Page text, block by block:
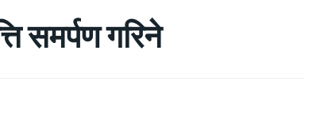
समर्पण गरिने